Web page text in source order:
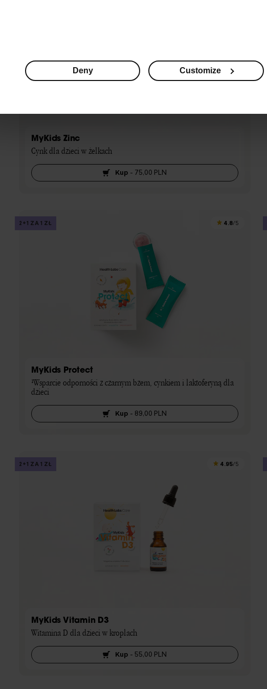
Deny Customize
MyKids Zinc
Cynk dla dzieci w żelkach
Kup - 75,00 PLN
2+1 ZA 1 ZŁ 4.8/5
MyKids Protect
¹Wsparcie odporności z czarnym bzem, cynkiem i laktoferyną dla
dzieci
Kup - 89,00 PLN
2+1 ZA 1 ZŁ 4.95/5
MyKids Vitamin D3
Witamina D dla dzieci w kroplach
Kup - 55,00 PLN